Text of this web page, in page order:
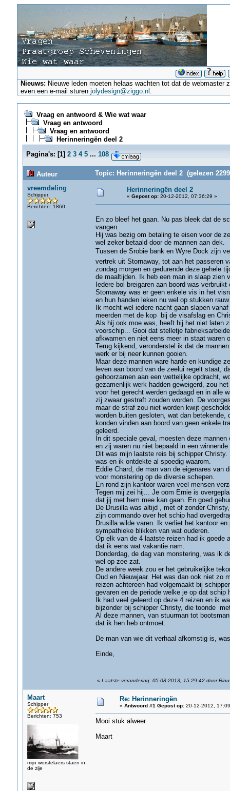
Nieuws: Nieuwe leden moeten helaas wachten tot dat de
even een e-mail sturenjolydesign@ziggo.nl .
Vraag en antwoord & Wie wat waar
Vraag en antwoord
Vraag en antwoord
Herinneringën deel 2
Pagina's: [1] 2 3 4 5 ... 108
Auteur
Topic: Herinneringën deel 2 (gelezen
vreemdeling
Schipper
Berichten: 1860
Herinneringën deel 2
« Gepost op:20-12-2012, 07:36:29 »
En zo bleef het gaan. Nu pas bleek dat de
vangen.
Hij was bezig om betaling te eisen voor de
wel zeker betaald door de mannen aan dek.
Tussen de Srobie bank en Wyre Dock zijn
vertrek uit Stornaway, tot aan het passeren
zondag morgen en gedurende deze gehele
de maaltijden. Ik heb een man in slaap zien
Iedere bol breigaren aan boord was
Stornaway was er geen enkele vis in het
en hun handen leken nu wel op stukken
Ik mocht wel iedere nacht gaan slapen
meerden met de kop bij de visafslag en
Als hij ook moe was, heeft hij het niet laten
voorschip... Gooi dat stelletje
afkwamen en niet eens meer in staat waren
Terug kijkend, veronderstel ik dat de
werk er bij neer kunnen gooien.
Maar deze mannen ware harde en kundige
leven aan boord van de zeelui regelt staat,
gehoorzamen aan een wettelijke opdracht,
gezamenlijk werk hadden geweigerd, zou
voor het gerecht werden gedaagd en in alle
zij zwaar gestraft zouden worden. De
maar de straf zou niet worden kwijt
worden buiten gesloten, wat dan
konden vinden aan boord van geen enkele
geleerd.
In dit speciale geval, moesten deze
en zij waren nu niet bepaald in een
Dit was mijn laatste reis bij schipper
was en ik ontdekte al spoedig waarom.
Eddie Chard, de man van de eigenares van
voor monstering op de diverse schepen.
En rond zijn kantoor waren veel mensen
Tegen mij zei hij... Je oom Ernie is
dat jij met hem mee kan gaan. En goed
De Drusilla was altijd , met of zonder
zijn commando over het schip had
Drusilla wilde varen. Ik verliet het kantoor
sympathieke blikken van wat ouderen.
Op elk van de 4 laatste reizen had ik goede
dat ik eens wat vakantie nam.
Donderdag, de dag van monstering, was ik
wel op zee zat.
De andere week zou er het gebruikelijke
Oud en Nieuwjaar. Het was dan ook niet zo
reizen achtereen had volgemaakt bij
gevaren en de periode welke je op dat
Ik had veel geleerd op deze 4 reizen en ik
bijzonder bij schipper Christy, die toonde
Al deze mannen, van stuurman tot
dat ik hen heb ontmoet.
De man van wie dit verhaal afkomstig is,
Einde,
« Laatste verandering: 05-08-2013, 15:29:42 door
Maart
Schipper
Berichten: 753
mijn worstelaers staen in
de zije
Re: Herinneringën
« Antwoord #1 Gepost op:20-12-2012,
Mooi stuk alweer
Maart